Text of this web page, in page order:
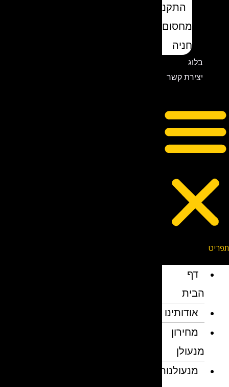
התקנת
מחסום
חניה
יצירת קשר
דף
הבית
אודותינו
מחירון
מנעולן
מנעולנות